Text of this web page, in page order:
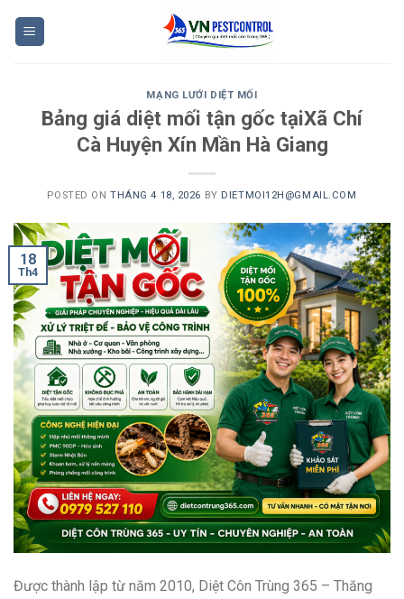
MẠNG LƯỚI DIỆT MỐI
Bảng giá diệt mối tận gốc tạiXã Chí
Cà Huyện Xín Mần Hà Giang
POSTED ONTHÁNG 4 18, 2026 BY DIETMOI12H@GMAIL.COM
18
Th4
Được thành lập từ năm 2010, Diệt Côn Trùng 365 – Thăng